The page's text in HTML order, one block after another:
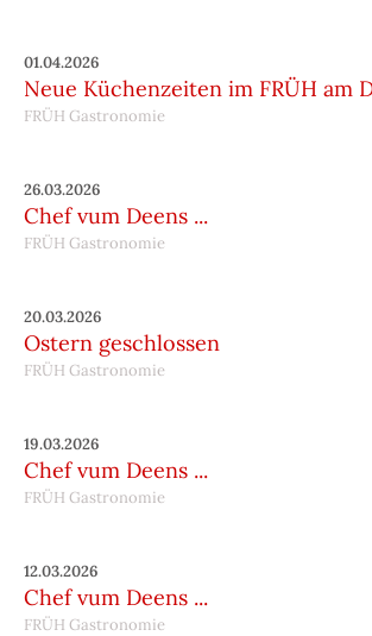
01.04.2026
Neue Küchenzeiten im FRÜH am
FRÜH Gastronomie
26.03.2026
Chef vum Deens ...
FRÜH Gastronomie
20.03.2026
Ostern geschlossen
FRÜH Gastronomie
19.03.2026
Chef vum Deens ...
FRÜH Gastronomie
12.03.2026
Chef vum Deens ...
FRÜH Gastronomie